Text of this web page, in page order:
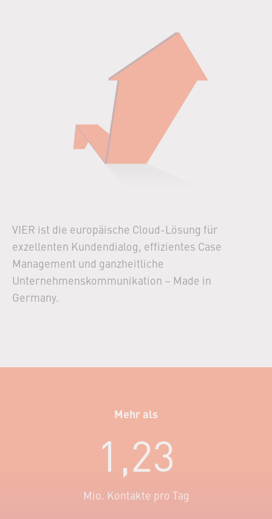
VIER ist die europäische Cloud-Lösung für
exzellenten Kundendialog, effizientes Case
Management und ganzheitliche
Unternehmenskommunikation – Made in
Germany.
Mehr als
1,23
Mio. Kontakte pro Tag